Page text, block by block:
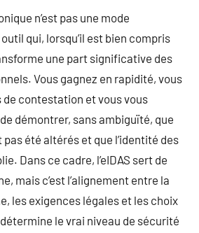
n’est pas une mode
outil qui, lorsqu’il est bien compris
une part significative des
Vous gagnez en rapidité, vous
de contestation et vous vous
démontrer, sans ambiguïté, que
pas été altérés et que l’identité des
Dans ce cadre, l’eIDAS sert de
mais c’est l’alignement entre la
les exigences légales et les choix
le vrai niveau de sécurité